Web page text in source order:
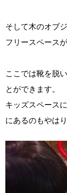
そして木のオブ
フリースペースが
ここでは靴を脱
とができます。
キッズスペース
にあるのもやは